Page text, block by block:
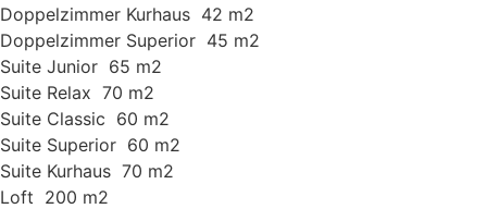
Doppelzimmer Kurhaus  42 m2
Doppelzimmer Superior  45 m2
Suite Junior  65 m2
Suite Relax  70 m2
Suite Classic  60 m2
Suite Superior  60 m2
Suite Kurhaus  70 m2
Loft  200 m2